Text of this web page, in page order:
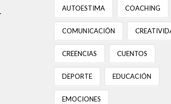
AUTOESTIMA COACHING
COMUNICACIÓN
CREENCIAS CUENTOS
DEPORTE EDUCACIÓN
EMOCIONES